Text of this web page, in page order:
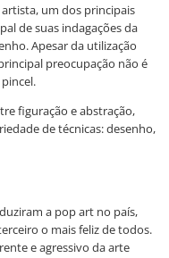
um dos principais
de suas indagações da
Apesar da utilização
preocupação não é
figuração e abstração,
de técnicas: desenho,
a pop art no país,
o mais feliz de todos.
e agressivo da arte